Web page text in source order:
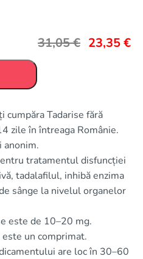
31,05€ 23,35€
cumpăra Tadarise fără
zile în întreaga Românie.
anonim.
tratamentul disfuncției
tadalafilul, inhibă enzima
sânge la nivelul organelor
este de 10–20 mg.
un comprimat.
are loc în 30–60